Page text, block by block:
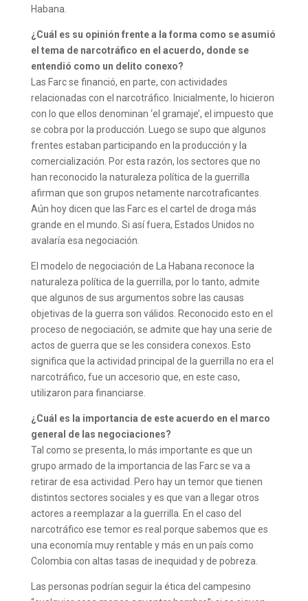
Habana.
¿Cuál es su opinión frente a la forma como se asumió
el tema de narcotráfico en el acuerdo, donde se
entendió como un delito conexo?
Las Farc se financió, en parte, con actividades
relacionadas con el narcotráfico. Inicialmente, lo hicieron
con lo que ellos denominan ‘el gramaje’, el impuesto que
se cobra por la producción. Luego se supo que algunos
frentes estaban participando en la producción y la
comercialización. Por esta razón, los sectores que no
han reconocido la naturaleza política de la guerrilla
afirman que son grupos netamente narcotraficantes.
Aún hoy dicen que las Farc es el cartel de droga más
grande en el mundo. Si así fuera, Estados Unidos no
avalaría esa negociación.
El modelo de negociación de La Habana reconoce la
naturaleza política de la guerrilla, por lo tanto, admite
que algunos de sus argumentos sobre las causas
objetivas de la guerra son válidos. Reconocido esto en el
proceso de negociación, se admite que hay una serie de
actos de guerra que se les considera conexos. Esto
significa que la actividad principal de la guerrilla no era el
narcotráfico, fue un accesorio que, en este caso,
utilizaron para financiarse.
¿Cuál es la importancia de este acuerdo en el marco
general de las negociaciones?
Tal como se presenta, lo más importante es que un
grupo armado de la importancia de las Farc se va a
retirar de esa actividad. Pero hay un temor que tienen
distintos sectores sociales y es que van a llegar otros
actores a reemplazar a la guerrilla. En el caso del
narcotráfico ese temor es real porque sabemos que es
una economía muy rentable y más en un país como
Colombia con altas tasas de inequidad y de pobreza.
Las personas podrían seguir la ética del campesino